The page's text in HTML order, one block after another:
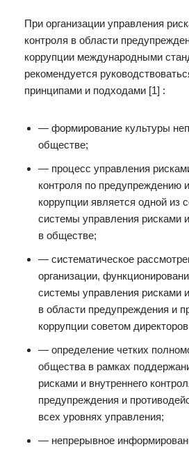
При организации управления
контроля в области
коррупции международными
рекомендуется
принципами и подходами [1] :
— формирование культуры
обществе;
— процесс управления
контроля по предупреждению
коррупции является одной из
системы управления рисками
в обществе;
— систематическое
организации,
системы управления рисками
в области предупреждения и
коррупции советом
— определение четких
общества в рамках
рисками и внутреннего
предупреждения и
всех уровнях управления;
— непрерывное